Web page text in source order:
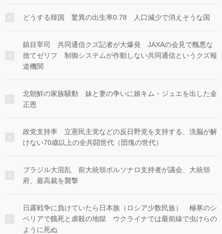
どうする韓国 驚異の出生率0.78 人口減少で消えそうな国
鎮目宰司 共同通信クズ記者が大爆発 JAXAの会見で醜悪な
捨てゼリフ 制御システムが作動しない共同通信というクズ報
道機関
北朝鮮の家族騒動 妹と妻の争いに娘キム・ジュエを出した金
正恩
政党支持率 立憲民主党などの反日野党を支持する、洗脳が解
けない70歳以上の全共闘世代（団塊の世代）
ブラジル大混乱 前大統領ボルソナロ支持者が議会、大統領
府、最高裁を襲撃
日露戦争に負けていたら日本族（ロシア少数民族） 極寒のシ
ベリアで餓死と虐殺の地獄 ウクライナでは最前線で虫けらの
ように死ぬ